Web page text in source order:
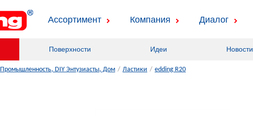
Ассортимент Компания Диалог
Поверхности Идеи Новости
Промышленность, DIY Энтузиасты, Дом / Ластики / edding R20